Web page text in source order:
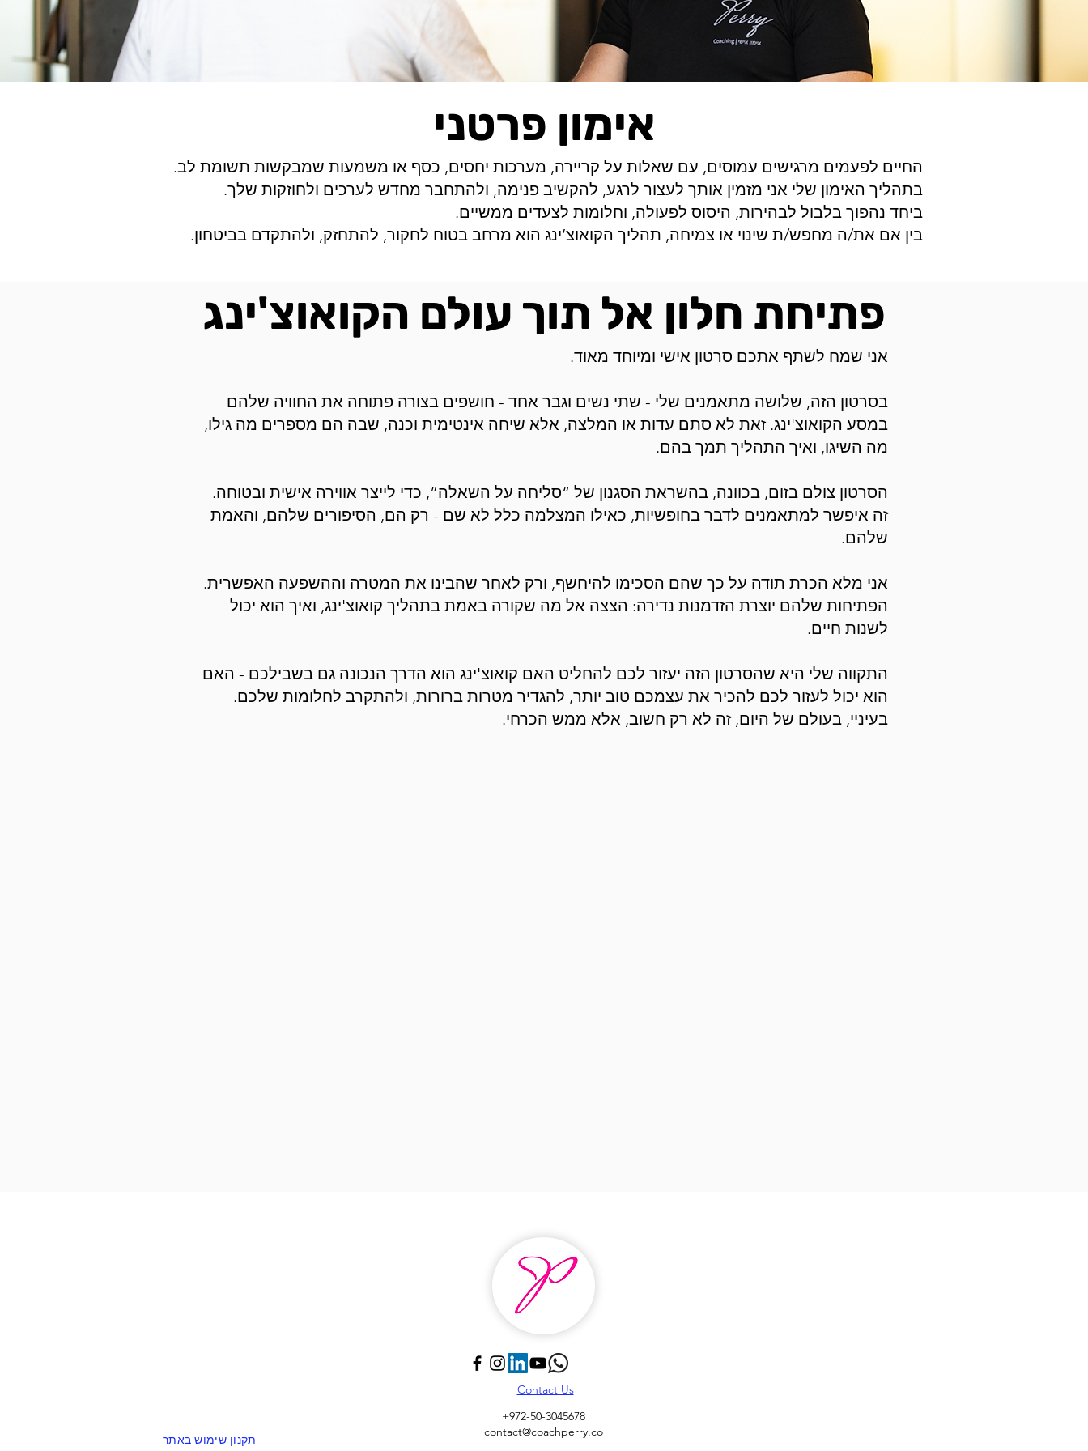
אימון פרטני
החיים לפעמים מרגישים עמוסים, עם שאלות על קריירה, מערכות יחסים, כסף או משמעות שמבקשות תשומת לב.
בתהליך האימון שלי אני מזמין אותך לעצור לרגע, להקשיב פנימה, ולהתחבר מחדש לערכים ולחוזקות שלך.
ביחד נהפוך בלבול לבהירות, היסוס לפעולה, וחלומות לצעדים ממשיים.
בין אם את/ה מחפש/ת שינוי או צמיחה, תהליך הקואוצ’ינג הוא מרחב בטוח לחקור, להתחזק, ולהתקדם בביטחון.
פתיחת חלון אל תוך עולם הקואוצ'ינג
אני שמח לשתף אתכם סרטון אישי ומיוחד מאוד.
בסרטון הזה, שלושה מתאמנים שלי - שתי נשים וגבר אחד - חושפים בצורה פתוחה את החוויה שלהם
במסע הקואוצ'ינג. זאת לא סתם עדות או המלצה, אלא שיחה אינטימית וכנה, שבה הם מספרים מה גילו,
מה השיגו, ואיך התהליך תמך בהם.
הסרטון צולם בזום, בכוונה, בהשראת הסגנון של “סליחה על השאלה”, כדי לייצר אווירה אישית ובטוחה.
זה איפשר למתאמנים לדבר בחופשיות, כאילו המצלמה כלל לא שם - רק הם, הסיפורים שלהם, והאמת
שלהם.
אני מלא הכרת תודה על כך שהם הסכימו להיחשף, ורק לאחר שהבינו את המטרה וההשפעה האפשרית.
הפתיחות שלהם יוצרת הזדמנות נדירה: הצצה אל מה שקורה באמת בתהליך קואוצ'ינג, ואיך הוא יכול
לשנות חיים.
התקווה שלי היא שהסרטון הזה יעזור לכם להחליט האם קואוצ'ינג הוא הדרך הנכונה גם בשבילכם - האם
הוא יכול לעזור לכם להכיר את עצמכם טוב יותר, להגדיר מטרות ברורות, ולהתקרב לחלומות שלכם.
בעיניי, בעולם של היום, זה לא רק חשוב, אלא ממש הכרחי.
Contact Us
תקנון שימוש באתר
+972-50-3045678
contact@coachperry.co